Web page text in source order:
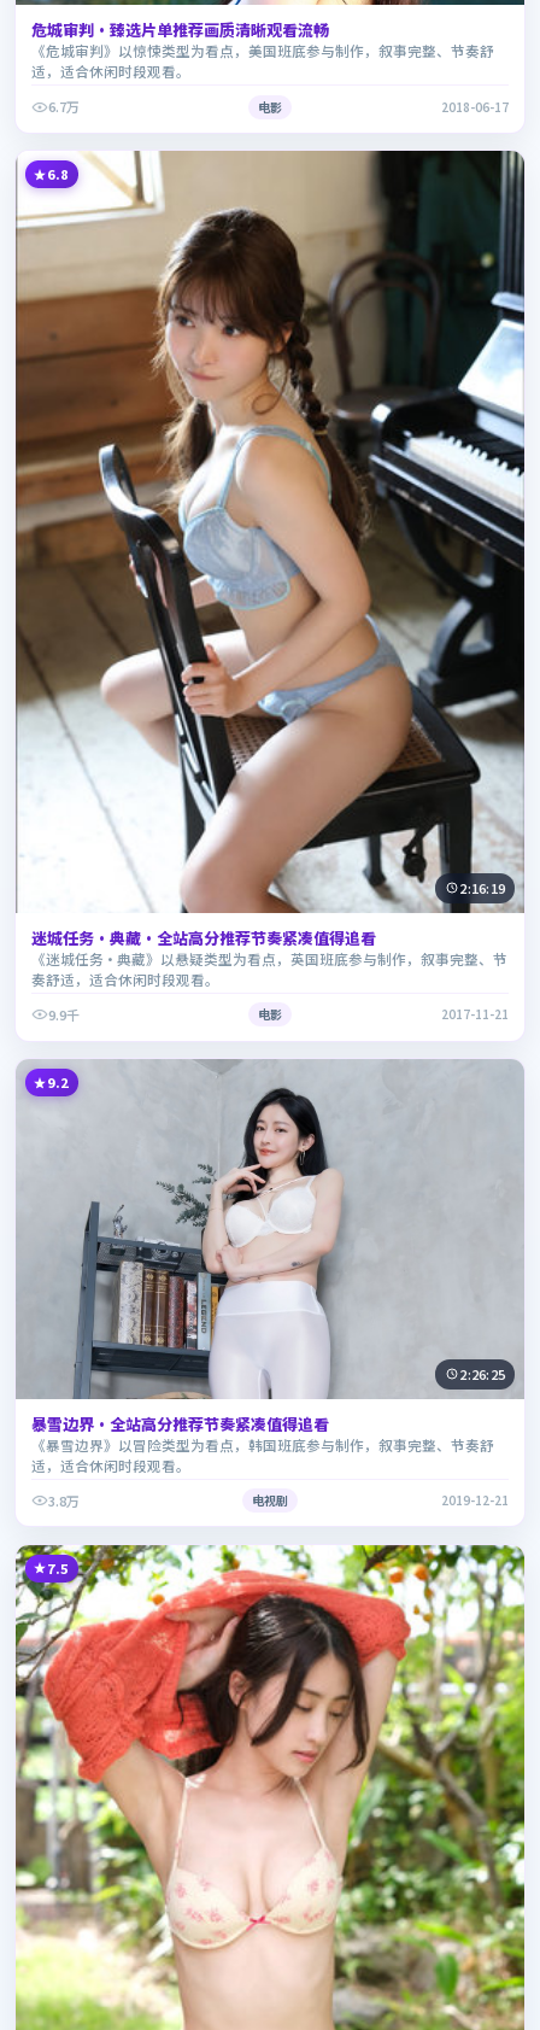
危城审判·臻选片单推荐画质清晰观看流畅
《危城审判》以惊悚类型为看点，美国班底参与制作，叙事完整、节奏舒
适，适合休闲时段观看。
6.7万
电影 2018-06-17
6.8
2:16:19
迷城任务·典藏·全站高分推荐节奏紧凑值得追看
《迷城任务·典藏》以悬疑类型为看点，英国班底参与制作，叙事完整、节
奏舒适，适合休闲时段观看。
9.9千
电影 2017-11-21
9.2
2:26:25
暴雪边界·全站高分推荐节奏紧凑值得追看
《暴雪边界》以冒险类型为看点，韩国班底参与制作，叙事完整、节奏舒
适，适合休闲时段观看。
3.8万
电视剧 2019-12-21
7.5